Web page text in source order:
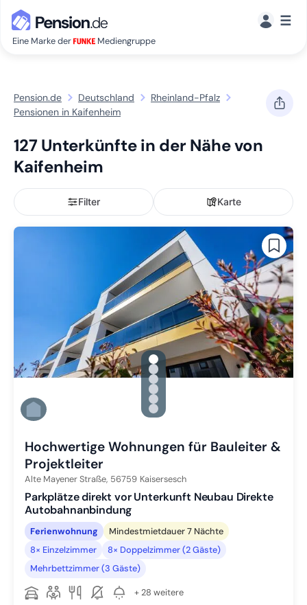
Eine Marke der Mediengruppe
☰
Pension.de Deutschland
Rheinland-Pfalz
Pensionen in Kaifenheim
127 Unterkünfte in der Nähe von
Kaifenheim
Filter Karte
gallery.slide_selector
Zu Slide 1 wechseln
Zu Slide 2 wechseln
Zu Slide 3 wechseln
Zu Slide 4 wechseln
Zu Slide 5 wechseln
Zu Slide 6 wechseln
Hochwertige Wohnungen für Bauleiter &
Projektleiter
Alte Mayener Straße, 56759 Kaisersesch
Parkplätze direkt vor Unterkunft Neubau Direkte
Autobahnanbindung
Ferienwohnung
Mindestmietdauer 7 Nächte
8× Einzelzimmer
8× Doppelzimmer (2 Gäste)
Mehrbettzimmer (3 Gäste)
+ 28 weitere